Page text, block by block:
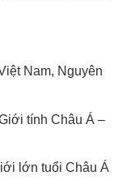
Nam, Nguyên
tính Châu Á –
lớn tuổi Châu Á